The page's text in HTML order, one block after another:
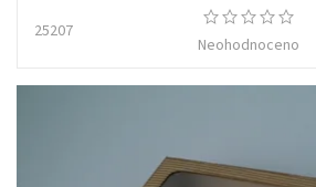
25207
Neohodnoceno